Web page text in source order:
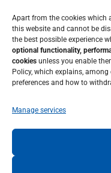
Apart from the cookies which
this website and cannot be
the best possible experience
optional functionality,
cookies unless you enable
Policy, which explains,
preferences and how to
Manage services
Contact Us
© 2022 • Lifelong